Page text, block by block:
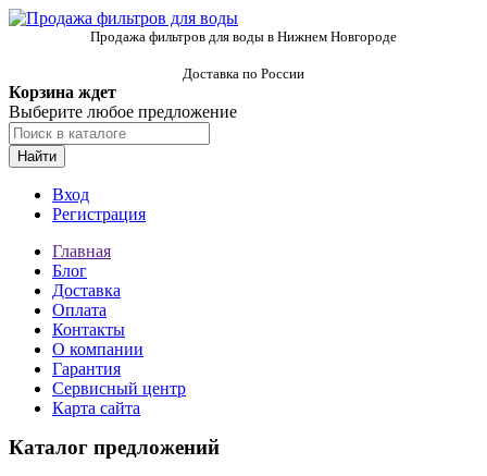
Продажа фильтров для воды в Нижнем Новгороде
Доставка по России
Корзина ждет
Выберите любое предложение
Найти
Вход
Регистрация
Главная
Блог
Доставка
Оплата
Контакты
О компании
Гарантия
Сервисный центр
Карта сайта
Каталог предложений